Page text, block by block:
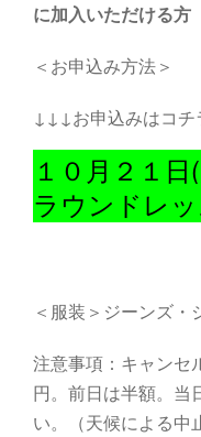
に加入いただける方
＜お申込み方法＞
↓↓↓お申込みはコ
１０月２１
ラウンドレ
＜服装＞ジーンズ・
注意事項：キャンセ
円。前日は半額。当
い。（天候による中